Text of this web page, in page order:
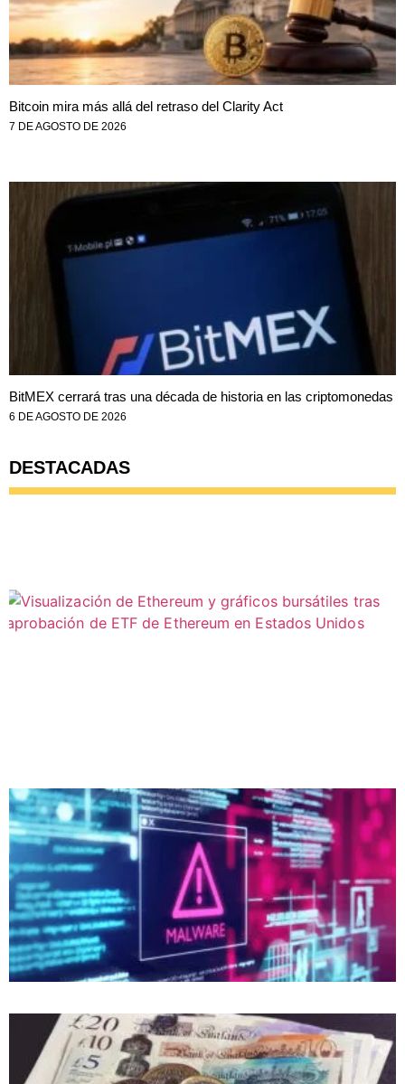
Bitcoin mira más allá del retraso del Clarity Act
7 DE AGOSTO DE 2026
BitMEX cerrará tras una década de historia en las criptomonedas
6 DE AGOSTO DE 2026
DESTACADAS